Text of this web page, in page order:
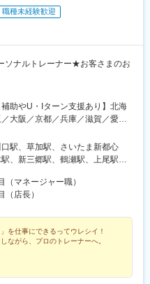
き駅、八丁堀駅(広島県)、岡山駅
、春日駅(東京都)、倉敷市駅、豊
センター前駅、永田町駅、学習院
)、新宿御苑前駅、府中本町駅、
、巣鴨新田駅、高津駅(神奈川
駅、駅前駅、九条駅(京都府)、
、旦過駅、東北沢駅、神戸三宮駅
交通)、高速神戸駅、上野御徒町
広町駅(東京都)、御幸橋駅、水道
社駅
駅(地下鉄)、横堤駅、大日駅、心
急線)、大阪梅田駅(阪神線)、河
駅、仁川駅、鳴尾・武庫川女子
、尼崎駅(東海道本線)、西宮北口
、忍ケ丘駅、茶山・京都芸術大学
ケ谷駅、下高井戸駅、学芸大学
沢駅、武蔵小杉駅、みなと元町
前駅、元住吉駅、三宮・花時計
、恵比寿駅、御徒町駅、八王子
、岡山駅、秋葉原駅、皆実町二
(東京都)、倉敷駅、道場南口駅、
駅、七道駅、鳩ケ谷駅、東札幌
都)、亀戸水神駅、京橋駅(東京
門前駅、牛込神楽坂駅、京急蒲
国際展示場駅、淡路町駅、六本
園駅、銀座駅、西武新宿駅、三
都)、虎ノ門駅、半蔵門駅、大崎
駅、大塚駅前駅、溝の口駅、新
職種未経験歓迎
ソナルトレーナー★お客さまのお
助やU・Iターン支援あり】北海
大阪／京都／兵庫／滋賀／愛知
舗続々オープン＞愛知、東京、
慮◎U・Iターン歓迎◎引越し手
※以下店舗への配属の場合は、
大学・三軒茶屋・中目黒・下北
町・八王子・月島・ヨドバシ
馬└神奈川：武蔵小杉・元住
ール成田└兵庫：神戸元町・三宮
・ニッケパークタウン加古川・
：広島本通・ゆめタウン広島└岡
屋※受動喫煙対策：施設内禁煙
駅、草加駅、さいたま新都心
、新三郷駅、鶴瀬駅、上尾駅、
駅、池袋駅、渋谷駅、錦糸町
メトロ)、南大沢駅、宝町駅(東
茶ノ水駅、門前仲町駅、有明テ
本木駅、木場駅(東京都)、有楽町
)、高円寺駅、南砂町駅、町田
新宿三丁目駅、麹町駅、成城学
亀有駅、西大島駅、大森駅(東京
マネージャー職）
店長）
」を仕事にできるってウレシイ！
ながら、プロのトレーナーへ。